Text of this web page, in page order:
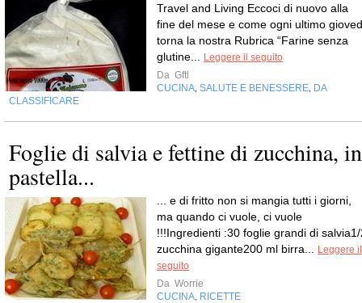
Travel and Living Eccoci di nuovo alla
fine del mese e come ogni ultimo
torna la nostra Rubrica “Farine senza
glutine...
Leggere il seguito
Da Gftl
CUCINA SALUTE E BENESSERE DA
CLASSIFICARE
Foglie di salvia e fettine di zucchina, in
pastella...
... e di fritto non si mangia tutti i giorni,
ma quando ci vuole, ci vuole
!!!Ingredienti :30 foglie grandi di
zucchina gigante200 ml birra...
Leggere il
seguito
Da Worrie
CUCINA RICETTE